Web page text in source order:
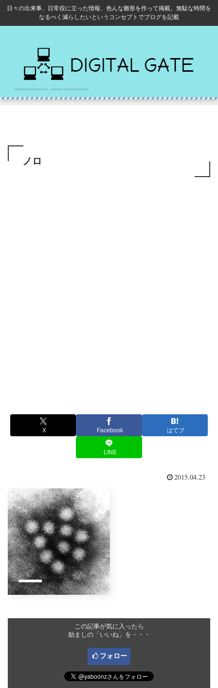
日々の出来事、日常役に立った情報、色んな雛形を作って掲載。無駄な時間を
なるべく減らしたいというコンセプトでブログを記載
ノロ
X Facebook はてブ
LINE
2015.04.23
この記事が気に入ったら
励ましの「いいね」を・・・
フォロー